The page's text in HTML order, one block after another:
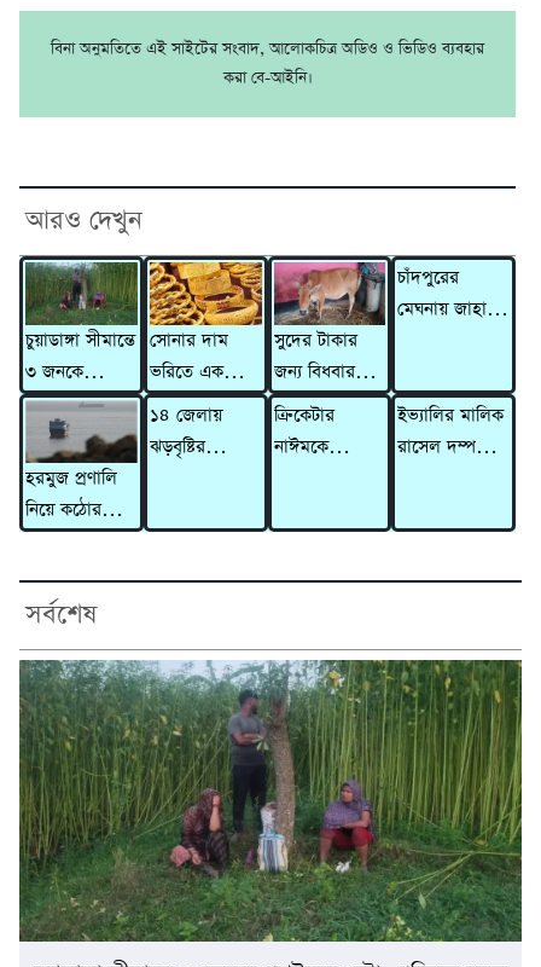
বিনা অনুমতিতে এই সাইটের সংবাদ, আলোকচিত্র অডিও ও ভিডিও ব্যবহার
করা বে-আইনি।
আরও দেখুন
চুয়াডাঙ্গা সীমান্তে
৩ জনকে
পুশইনের চেষ্টা,
প্রতিহত করল
বিজিবি
সোনার দাম
ভরিতে একলাফে
বাড়ল ৯,৮৫৬
টাকা
সুদের টাকার
জন্য বিধবার
গাভী নিয়ে
গেলেন দাদন
চাঁদপুরের
মেঘনায় জাহাজে
মারা গেলেন
আরও ২ জন
হরমুজ প্রণালি
নিয়ে কঠোর
১৪ জেলায়
ঝড়বৃষ্টির
ক্রিকেটার
নাঈমকে
ইভ্যালির মালিক
রাসেল দম্পতির
সর্বশেষ